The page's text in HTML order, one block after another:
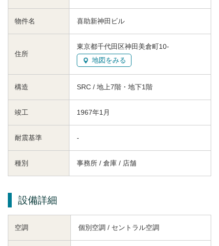
物件名 喜助新神田ビル
住所
東京都千代田区神田美倉町10-
地図をみる
構造 SRC / 地上7階・地下1階
竣工 1967年1月
耐震基準 -
種別 事務所 / 倉庫 / 店舗
設備詳細
空調 個別空調 / セントラル空調